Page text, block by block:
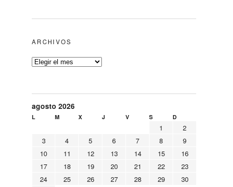
ARCHIVOS
agosto 2026
L M X J V S D
1
2
3
4 5 6 7 8
9
10
11 12 13 14 15
16
17
18 19 20 21 22
23
24
25 26 27 28 29 30